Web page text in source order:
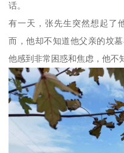
话。
有一天，张先生突然想起了
而，他却不知道他父亲的坟
他感到非常困惑和焦虑，他不